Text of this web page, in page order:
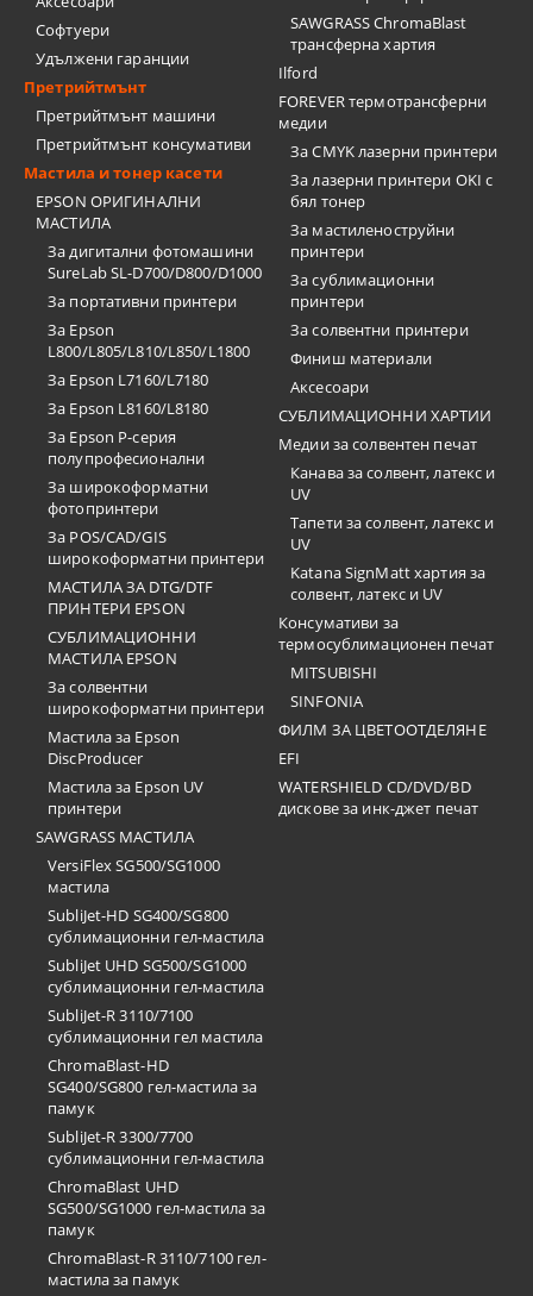
Софтуери
Удължени гаранции
Претрийтмънт
Претрийтмънт машини
Претрийтмънт консумативи
Мастила и тонер касети
EPSON ОРИГИНАЛНИ
МАСТИЛА
За дигитални фотомашини
SureLab SL-D700/D800/D1000
За портативни принтери
За Epson
L800/L805/L810/L850/L1800
За Epson L7160/L7180
За Epson L8160/L8180
За Epson P-серия
полупрофесионални
За широкоформатни
фотопринтери
За POS/CAD/GIS
широкоформатни принтери
МАСТИЛА ЗА DTG/DTF
ПРИНТЕРИ EPSON
СУБЛИМАЦИОННИ
МАСТИЛА EPSON
За солвентни
широкоформатни принтери
Мастила за Epson
DiscProducer
Мастила за Epson UV
принтери
SAWGRASS МАСТИЛА
VersiFlex SG500/SG1000
мастила
SubliJet-HD SG400/SG800
сублимационни гел-мастила
SubliJet UHD SG500/SG1000
сублимационни гел-мастила
SubliJet-R 3110/7100
сублимационни гел мастила
ChromaBlast-HD
SG400/SG800 гел-мастила за
памук
SubliJet-R 3300/7700
сублимационни гел-мастила
ChromaBlast UHD
SG500/SG1000 гел-мастила за
памук
ChromaBlast-R 3110/7100 гел-
мастила за памук
SAWGRASS ChromaBlast
трансферна хартия
Ilford
FOREVER термотрансферни
медии
За CMYK лазерни принтери
За лазерни принтери OKI с
бял тонер
За мастиленоструйни
принтери
За сублимационни
принтери
За солвентни принтери
Финиш материали
Аксесоари
СУБЛИМАЦИОННИ ХАРТИИ
Медии за солвентен печат
Канава за солвент, латекс и
UV
Тапети за солвент, латекс и
UV
Katana SignMatt хартия за
солвент, латекс и UV
Консумативи за
термосублимационен печат
MITSUBISHI
SINFONIA
ФИЛМ ЗА ЦВЕТООТДЕЛЯНЕ
EFI
WATERSHIELD CD/DVD/BD
дискове за инк-джет печат